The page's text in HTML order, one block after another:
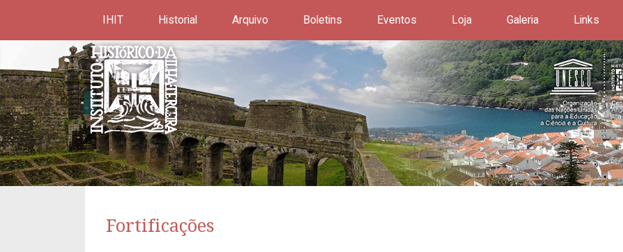
IHIT Historial Arquivo Boletins Eventos Loja Galeria Links
Fortificações